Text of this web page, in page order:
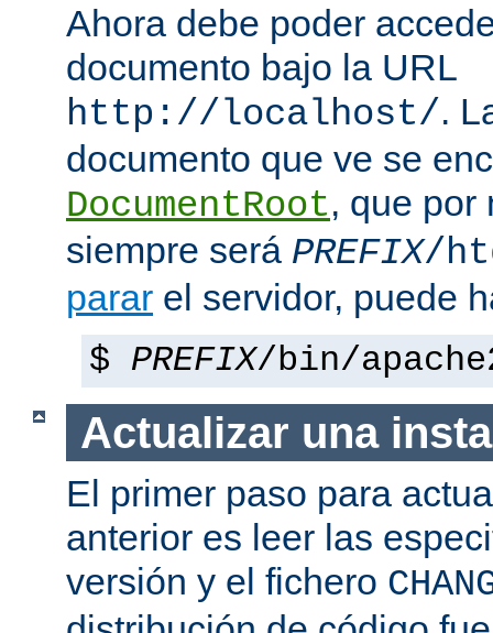
Ahora debe poder
documento bajo la URL
http://localhost/.
documento que ve se
DocumentRoot, que por
siempre será PREFIX/
parar el servidor, puede
$ PREFIX/bin/
Actualizar una
El primer paso para
anterior es leer las
versión y el fichero